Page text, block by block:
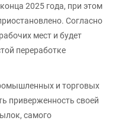
2025 года, при этом
Согласно
мест и будет
переработке
и торговых
приверженность своей
самого